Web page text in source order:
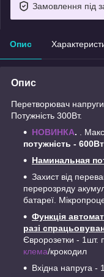
Замовлення під
Опис
Опис
Перетворювач
Потужність 300Вт.
НОВИНКА. .
потужність - 600Вт
Наминальная
Захист від
перерозряду
батареї.
Функція
разі
Євророзетки - 1шт.
клема/крокодил
Вхідна напруга -